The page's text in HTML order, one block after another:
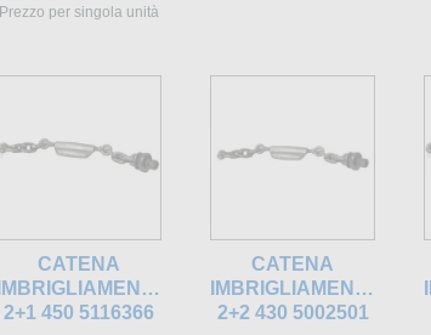
Prezzo per singola unità
CATENA
IMBRIGLIAMENTO
2+1 450 5116366
CATENA
IMBRIGLIAMENTO
2+2 430 5002501